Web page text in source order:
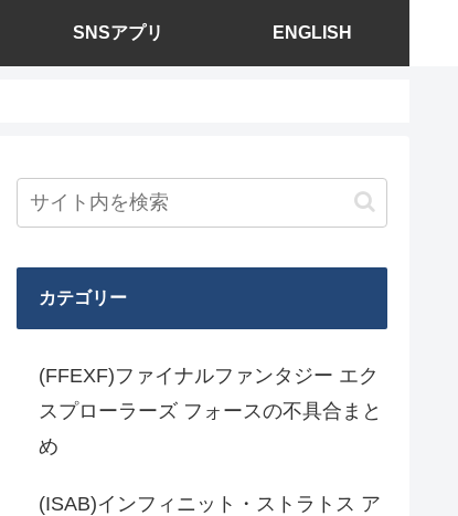
SNSアプリ ENGLISH
カテゴリー
(FFEXF)ファイナルファンタジー エク
スプローラーズ フォースの不具合まと
め
(ISAB)インフィニット・ストラトス ア